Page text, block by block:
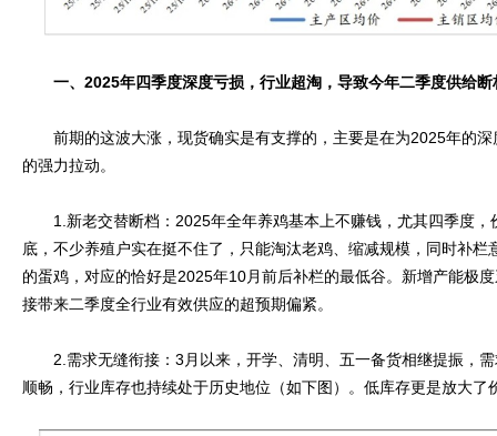
一、2025年四季度深度亏损，行业超淘，导致今年二季度供给断
前期的这波大涨，现货确实是有支撑的，主要是在为2025年的深
的强力拉动。
1.新老交替断档：2025年全年养鸡基本上不赚钱，尤其四季度，
底，不少养殖户实在挺不住了，只能淘汰老鸡、缩减规模，同时补
的蛋鸡，对应的恰好是2025年10月前后补栏的最低谷。新增产能极
接带来二季度全行业有效供应的超预期偏紧。
2.需求无缝衔接：3月以来，开学、清明、五一备货相继提振，需
顺畅，行业库存也持续处于历史地位（如下图）。低库存更是放大